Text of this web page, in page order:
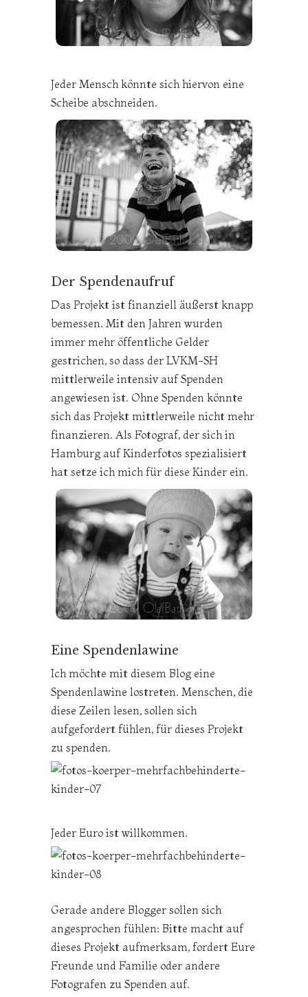
Jeder Mensch könnte sich hiervon eine
Scheibe abschneiden.
Der Spendenaufruf
Das Projekt ist finanziell äußerst knapp
bemessen. Mit den Jahren wurden
immer mehr öffentliche Gelder
gestrichen, so dass der LVKM-SH
mittlerweile intensiv auf Spenden
angewiesen ist. Ohne Spenden könnte
sich das Projekt mittlerweile nicht mehr
finanzieren. Als Fotograf, der sich in
Hamburg auf Kinderfotos spezialisiert
hat setze ich mich für diese Kinder ein.
Eine Spendenlawine
Ich möchte mit diesem Blog eine
Spendenlawine lostreten. Menschen, die
diese Zeilen lesen, sollen sich
aufgefordert fühlen, für dieses Projekt
zu spenden.
Jeder Euro ist willkommen.
Gerade andere Blogger sollen sich
angesprochen fühlen: Bitte macht auf
dieses Projekt aufmerksam, fordert Eure
Freunde und Familie oder andere
Fotografen zu Spenden auf.